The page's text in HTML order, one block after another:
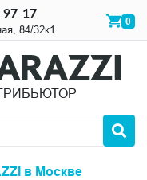
97-17
84/32к1
0
в Москве